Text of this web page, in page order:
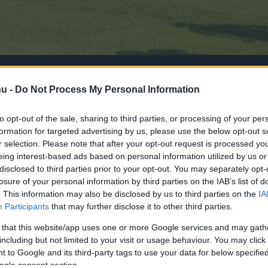
- Do Not Process My Personal Information
opt-out of the sale, sharing to third parties, or processing of your
for targeted advertising by us, please use the below opt-out
selection. Please note that after your opt-out request is processed
interest-based ads based on personal information utilized by us
to third parties prior to your opt-out. You may separately
of your personal information by third parties on the IAB’s list of
This information may also be disclosed by us to third parties on the
Participants that may further disclose it to other third parties.
that this website/app uses one or more Google services and may
but not limited to your visit or usage behaviour. You may
to Google and its third-party tags to use your data for below
consent section.
játékossal megkezdte
felkészülését a július
es bajnokságra.
kövess minket aCsakfociGoogle News oldalán is!
vezényletével végezte a csapat –
fullasztó hőségben, Vida Máté, Vaskó Tamás,
Tamás, Laczkó Zsolt, Ádám Martin, Király
Máté, Gergye Dániel, Lubos Kamenár és